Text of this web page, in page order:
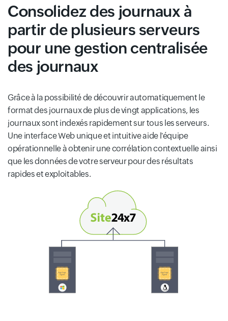
Consolidez des journaux à
partir de plusieurs serveurs
pour une gestion centralisée
des journaux
Grâce à la possibilité de découvrir automatiquement le
format des journaux de plus de vingt applications, les
journaux sont indexés rapidement sur tous les serveurs.
Une interface Web unique et intuitive aide l'équipe
opérationnelle à obtenir une corrélation contextuelle ainsi
que les données de votre serveur pour des résultats
rapides et exploitables.